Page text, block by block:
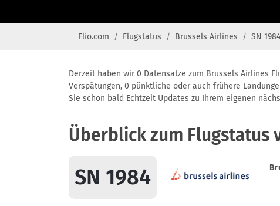
Flio.com Flugstatus Brussels Airlines SN 1984
Derzeit haben wir 0 Datensätze zum Brussels Airlines
Verspätungen, 0 pünktliche oder auch frühere
Sie schon bald Echtzeit Updates zu Ihrem eigenen
Überblick zum Flugstatus
SN 1984